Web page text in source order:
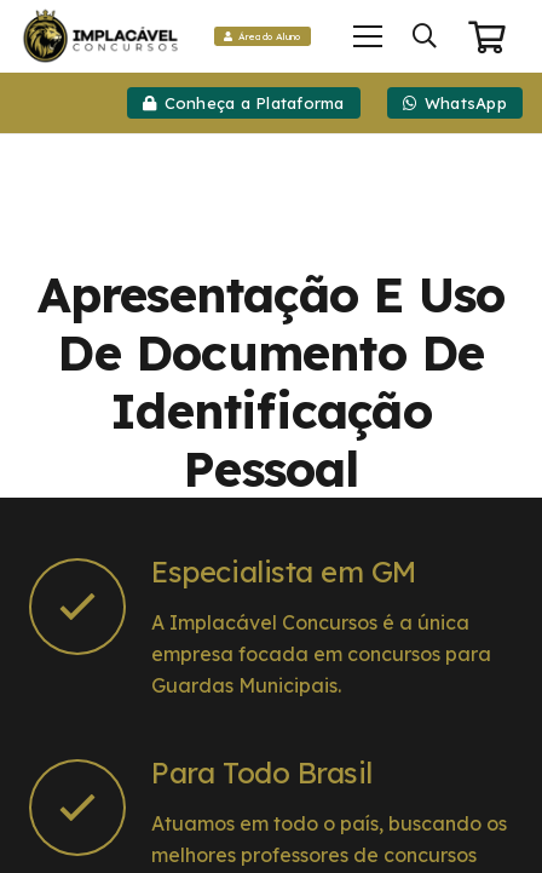
Área do Aluno
Conheça a Plataforma WhatsApp
Apresentação E Uso
De Documento De
Identificação
Pessoal
Especialista em GM
A Implacável Concursos é a única
empresa focada em concursos para
Guardas Municipais.
Para Todo Brasil
Atuamos em todo o país, buscando os
melhores professores de concursos